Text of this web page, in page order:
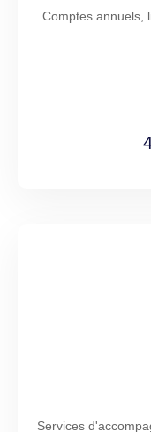
Comptes annuels,
Services